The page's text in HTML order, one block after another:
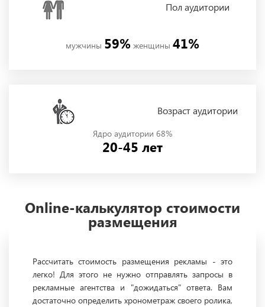
Полаудитории
мужчины 59% женщины 41%
Возраст аудитории
Ядро аудитории 68%
20-45 лет
Online-калькулятор стоимости
размещения
Рассчитать стоимость размещения рекламы - это
легко! Для этого не нужно отправлять запросы в
рекламные агентства и "дожидаться" ответа. Вам
достаточно определить хронометраж своего ролика,